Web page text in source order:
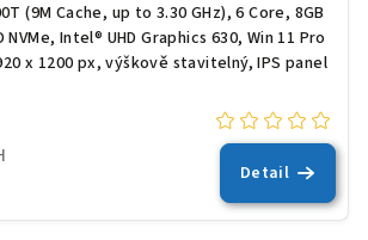
(9M Cache, up to 3.30 GHz), 6 Core, 8GB
NVMe, Intel® UHD Graphics 630, Win 11 Pro
x 1200 px, výškově stavitelný, IPS panel
Detail